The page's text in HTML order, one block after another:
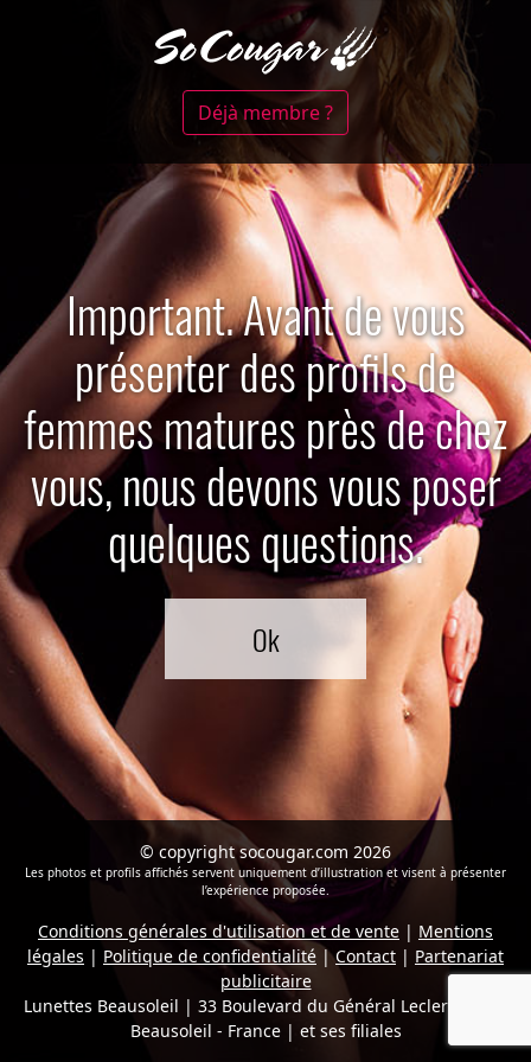
Déjà membre ?
Important. Avant de vous
présenter des profils de
femmes matures près de chez
vous, nous devons vous poser
quelques questions.
Ok
© copyright socougar.com 2026
Les photos et profils affichés servent uniquement d’illustration et visent à présenter
l’expérience proposée.
Conditions générales d'utilisation et de vente | Mentions
légales | Politique de confidentialité |Contact | Partenariat
publicitaire
Lunettes Beausoleil | 33 Boulevard du Général Leclerc 06240
Beausoleil - France | et ses filiales